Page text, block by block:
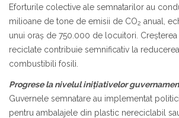
Eforturile colective ale semnatarilor au
milioane de tone de emisii de CO2 anual,
unui oraș de 750.000 de locuitori.
reciclate contribuie semnificativ la
combustibili fosili.
Progrese la nivelul inițiativelor
Guvernele semnatare au implementat
pentru ambalajele din plastic nereciclabil